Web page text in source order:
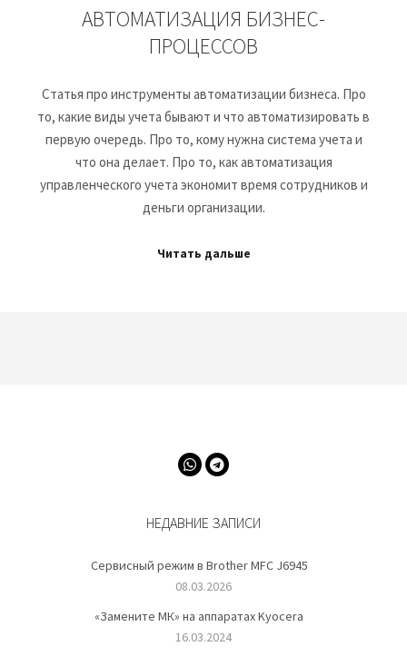
АВТОМАТИЗАЦИЯ БИЗНЕС-
ПРОЦЕССОВ
Статья про инструменты автоматизации бизнеса. Про
то, какие виды учета бывают и что автоматизировать в
первую очередь. Про то, кому нужна система учета и
что она делает. Про то, как автоматизация
управленческого учета экономит время сотрудников и
деньги организации.
Читать дальше
НЕДАВНИЕ ЗАПИСИ
Сервисный режим в Brother MFC J6945
08.03.2026
«Замените МК» на аппаратах Kyocera
16.03.2024